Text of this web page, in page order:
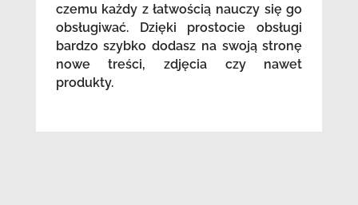
czemu każdy z łatwością nauczy się go
obsługiwać. Dzięki prostocie obsługi
bardzo szybko dodasz na swoją stronę
nowe treści, zdjęcia czy nawet
produkty.